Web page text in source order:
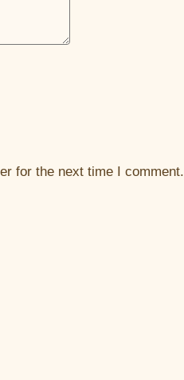
for the next time I comment.